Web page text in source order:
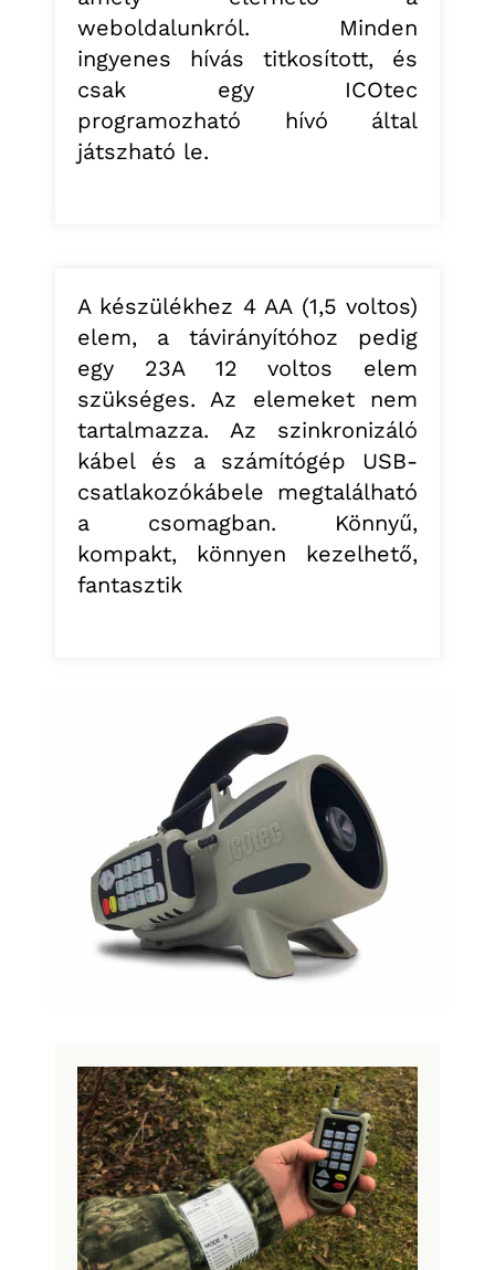
weboldalunkról. Minden
ingyenes hívás titkosított, és
csak egy ICOtec
programozható hívó által
játszható le.
A készülékhez 4 AA (1,5 voltos)
elem, a távirányítóhoz pedig
egy 23A 12 voltos elem
szükséges. Az elemeket nem
tartalmazza. Az szinkronizáló
kábel és a számítógép USB-
csatlakozókábele megtalálható
a csomagban. Könnyű,
kompakt, könnyen kezelhető,
fantasztik